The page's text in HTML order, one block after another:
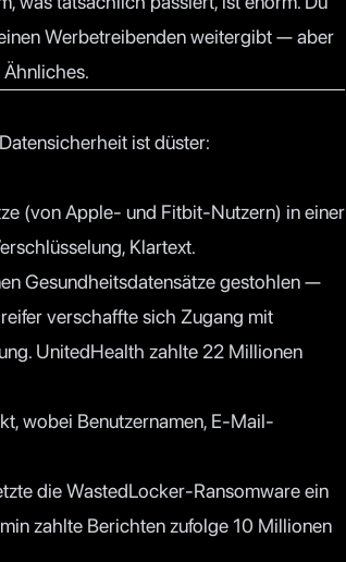
Werbetreibenden weitergibt — aber
ist düster:
(von Apple- und Fitbit-Nutzern) in einer
Klartext.
Gesundheitsdatensätze gestohlen —
verschaffte sich Zugang mit
UnitedHealth zahlte 22 Millionen
wobei Benutzernamen, E-Mail-
die WastedLocker-Ransomware ein
zahlte Berichten zufolge 10 Millionen